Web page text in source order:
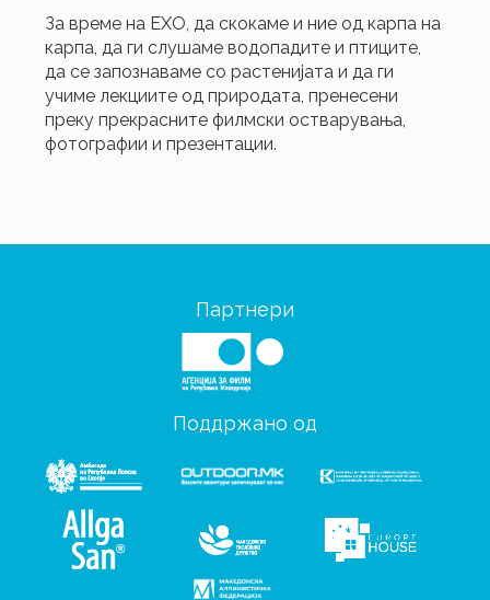
За време на ЕХО, да скокаме и ние од карпа на
карпа, да ги слушаме водопадите и птиците,
да се запознаваме со растенијата и да ги
учиме лекциите од природата, пренесени
преку прекрасните филмски остварувања,
фотографии и презентации.
Партнери
Поддржано од